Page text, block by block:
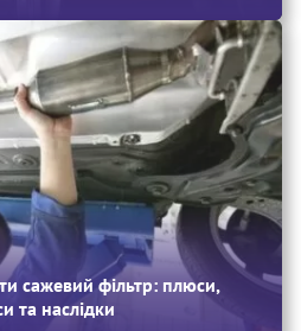
сажевий фільтр: плюси,
та наслідки